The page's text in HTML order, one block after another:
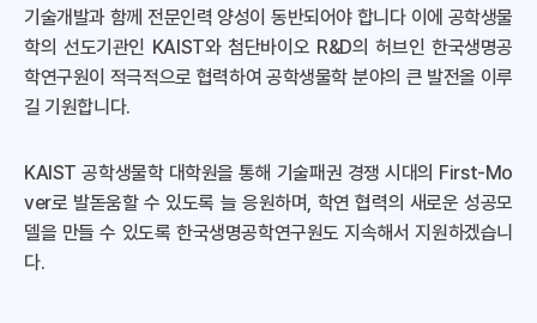
기술개발과 함께 전문인력 양성이 동반되어야 합니다 이에 공학생물
학의 선도기관인 KAIST와 첨단바이오 R&D의 허브인 한국생명공
학연구원이 적극적으로 협력하여 공학생물학 분야의 큰 발전올 이루
길 기원합니다.
KAIST 공학생물학 대학원을 통해 기술패권 경쟁 시대의 First-Mo
ver로 발돋움할 수 있도록 늘 응원하며, 학연 협력의 새로운 성공모
델을 만들 수 있도록 한국생명공학연구원도 지속해서 지원하겠습니
다.